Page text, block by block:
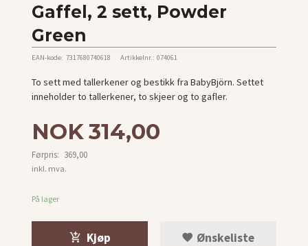
Gaffel, 2 sett, Powder
Green
EAN-kode: 7317680740618 Artikkelnr.: 074061
To sett med tallerkener og bestikk fra BabyBjörn. Settet
inneholder to tallerkener, to skjeer og to gafler.
Tilbud
NOK314,00
Førpris: 369,00
Rabatt
inkl. mva.
På lager
Kjøp Ønskeliste